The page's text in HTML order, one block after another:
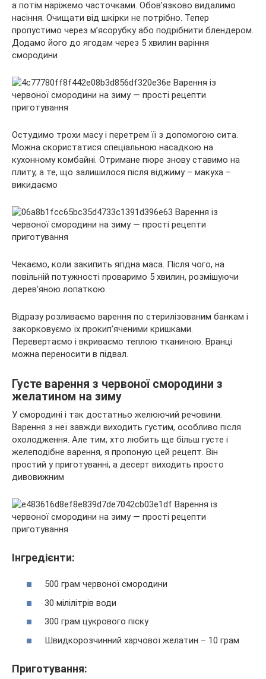
а потім наріжемо часточками. Обов’язково видалимо
насіння. Очищати від шкірки не потрібно. Тепер
пропустимо через м’ясорубку або подрібнити блендером.
Додамо його до ягодам через 5 хвилин варіння
смородини
Остудимо трохи масу і перетрем її з допомогою сита.
Можна скористатися спеціальною насадкою на
кухонному комбайні. Отримане пюре знову ставимо на
плиту, а те, що залишилося після віджиму – макуха –
викидаємо
Чекаємо, коли закипить ягідна маса. Після чого, на
повільній потужності проваримо 5 хвилин, розмішуючи
дерев’яною лопаткою.
Відразу розливаємо варення по стерилізованим банкам і
закорковуємо їх прокип’яченими кришками.
Перевертаємо і вкриваємо теплою тканиною. Вранці
можна переносити в підвал.
Густе варення з червоної смородини з
желатином на зиму
У смородині і так достатньо желюючий речовини.
Варення з неї завжди виходить густим, особливо після
охолодження. Але тим, хто любить ще більш густе і
желеподібне варення, я пропоную цей рецепт. Він
простий у приготуванні, а десерт виходить просто
дивовижним
Інгредієнти:
500 грам червоної смородини
30 мілілітрів води
300 грам цукрового піску
Швидкорозчинний харчової желатин – 10 грам
Приготування: